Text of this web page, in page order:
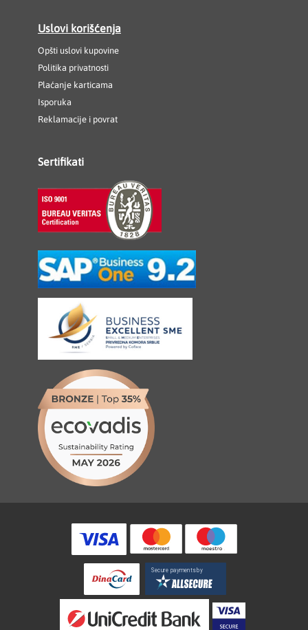
Uslovi korišćenja
Opšti uslovi kupovine
Politika privatnosti
Plaćanje karticama
Isporuka
Reklamacije i povrat
Sertifikati